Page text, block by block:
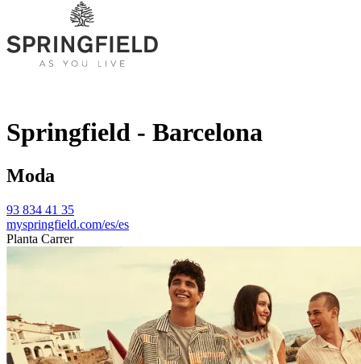
Springfield - Barcelona
Moda
93 834 41 35
myspringfield.com/es/es
Planta Carrer